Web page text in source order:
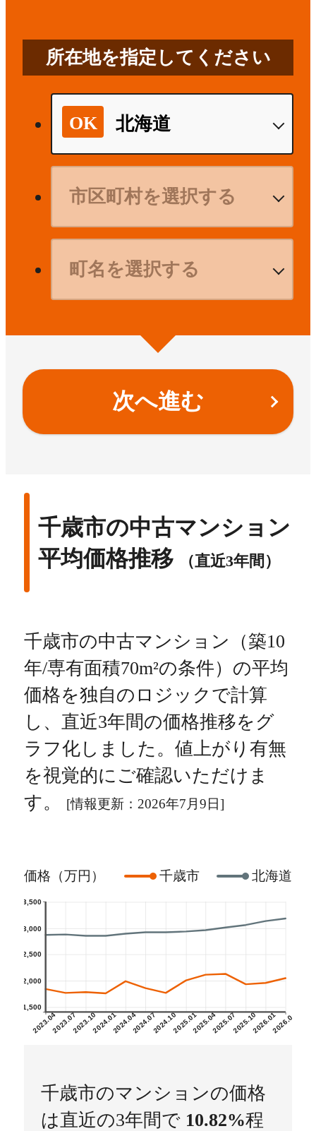
所在地を指定してください
次へ進む
千歳市の中古マンション
平均価格推移
（直近3年間）
千歳市の中古マンション（築10
年/専有面積70m²の条件）の平均
価格を独自のロジックで計算
し、直近3年間の価格推移をグ
ラフ化しました。値上がり有無
を視覚的にご確認いただけま
す。
[情報更新：2026年7月9日]
価格（万円） 千歳市 北海道
2023.042023.072023.102024.012024.042024.072024.102025.012025.042025.072025.102026.012026.04
1,500
2,000
2,500
3,000
3,500
千歳市のマンションの価格
は直近の3年間で 10.82%程